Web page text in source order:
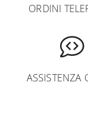
ORDINI
ASSISTENZA